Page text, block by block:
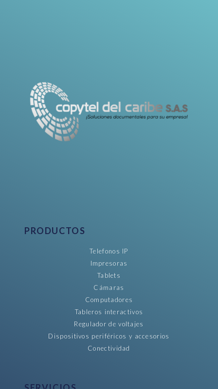
PRODUCTOS
Telefonos IP
Impresoras
Tablets
Cámaras
Computadores
Tableros interactivos
Regulador de voltajes
Dispositivos periféricos y accesorios
Conectividad